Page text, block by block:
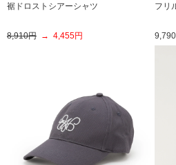
裾ドロストシアーシャツ
8,910円 → 4,455円
フリ